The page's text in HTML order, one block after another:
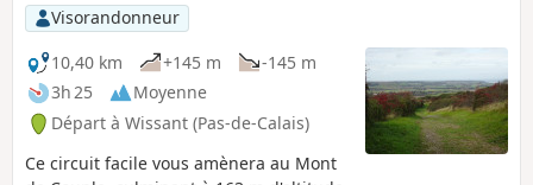
Visorandonneur
10,40 km
+145 m
-145 m
3h 25
Moyenne
Départ à Wissant (Pas-de-Calais)
Ce circuit facile vous amènera au Mont